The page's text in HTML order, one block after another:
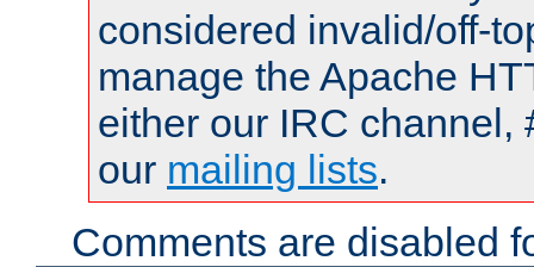
considered invalid/off-
manage the Apache
either our IRC channel,
our mailing lists.
Comments are disabled